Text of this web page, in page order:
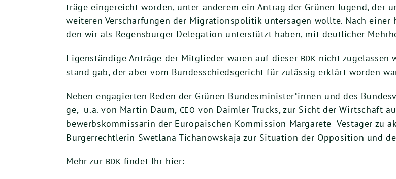
trä­ge ein­ge­reicht wor­den, unter ande­rem ein Antrag der Grü­nen Jugend, der
wei­te­ren Ver­schär­fun­gen der Migra­ti­ons­po­li­tik unter­sa­gen woll­te. Nach
den wir als Regens­bur­ger Dele­ga­ti­on unter­stützt haben, mit deut­li­cher
Eigen­stän­di­ge Anträ­ge der Mit­glie­der waren auf die­ser BDK nicht zuge­las­sen
stand gab, der aber vom Bun­des­schieds­ge­richt für zuläs­sig erklärt wor­den
Neben enga­gier­ten Reden der Grü­nen Bundesminister*innen und des
ge, u.a. von Mar­tin Daum, CEO von Daim­ler Trucks, zur Sicht der Wirt­schaft
be­werbs­kom­mis­sa­rin der Euro­päi­schen Kom­mis­si­on Mar­ga­re­te Ves­ta­ger zu
Bür­ger­recht­le­rin Swet­la­na Tich­anows­ka­ja zur Situa­ti­on der Oppo­si­ti­on und
Mehr zur BDK fin­det Ihr hier: